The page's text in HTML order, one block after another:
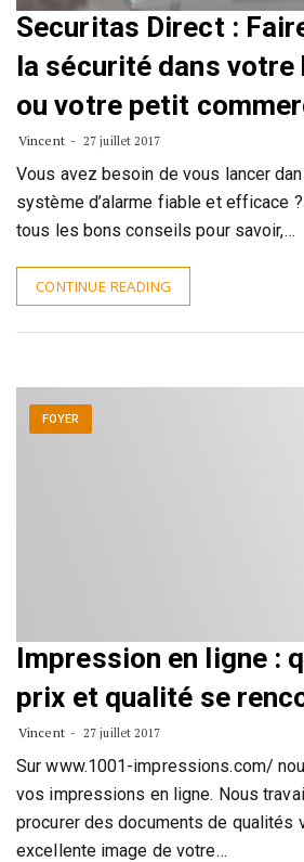
Securitas Direct :
la sécurité dans
ou votre petit
Vincent 27 juillet 2017
Vous avez besoin de vous lancer
système d’alarme fiable et efficace
tous les bons conseils pour savoir,…
CONTINUE READING
FOYER
Impression en ligne :
prix et qualité se
Vincent 27 juillet 2017
Sur www.1001-impressions.com/
vos impressions en ligne. Nous
procurer des documents de qualités
excellente image de votre…